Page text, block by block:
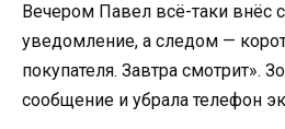
Вечером Павел всё-таки внёс
уведомление, а следом —
покупателя. Завтра смотрит».
сообщение и убрала телефон